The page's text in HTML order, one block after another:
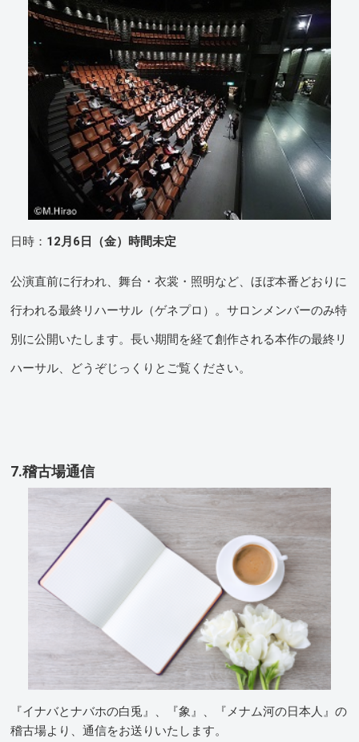
日時： 12月6日（金）時間未定
公演直前に行われ、舞台・衣裳・照明など、ほぼ本番どおりに
行われる最終リハーサル（ゲネプロ）。サロンメンバーのみ特
別に公開いたします。長い期間を経て創作される本作の最終リ
ハーサル、どうぞじっくりとご覧ください。
7.稽古場通信
『イナバとナバホの白兎』、『象』、『メナム河の日本人』の
稽古場より、通信をお送りいたします。